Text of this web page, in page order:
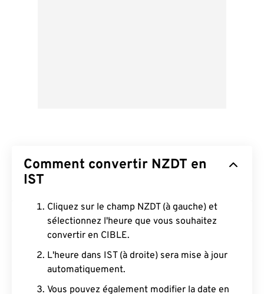
Comment convertir NZDT en
IST
Cliquez sur le champ NZDT (à gauche) et
sélectionnez l'heure que vous souhaitez
convertir en CIBLE.
L'heure dans IST (à droite) sera mise à jour
automatiquement.
Vous pouvez également modifier la date en